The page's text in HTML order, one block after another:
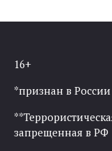
16+
*признан в
запрещенная в РФ